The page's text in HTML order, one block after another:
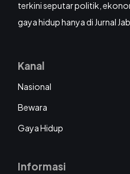
terkini seputar politik,
gaya hidup hanya di Jurnal
Kanal
Nasional
Bewara
Gaya Hidup
Informasi